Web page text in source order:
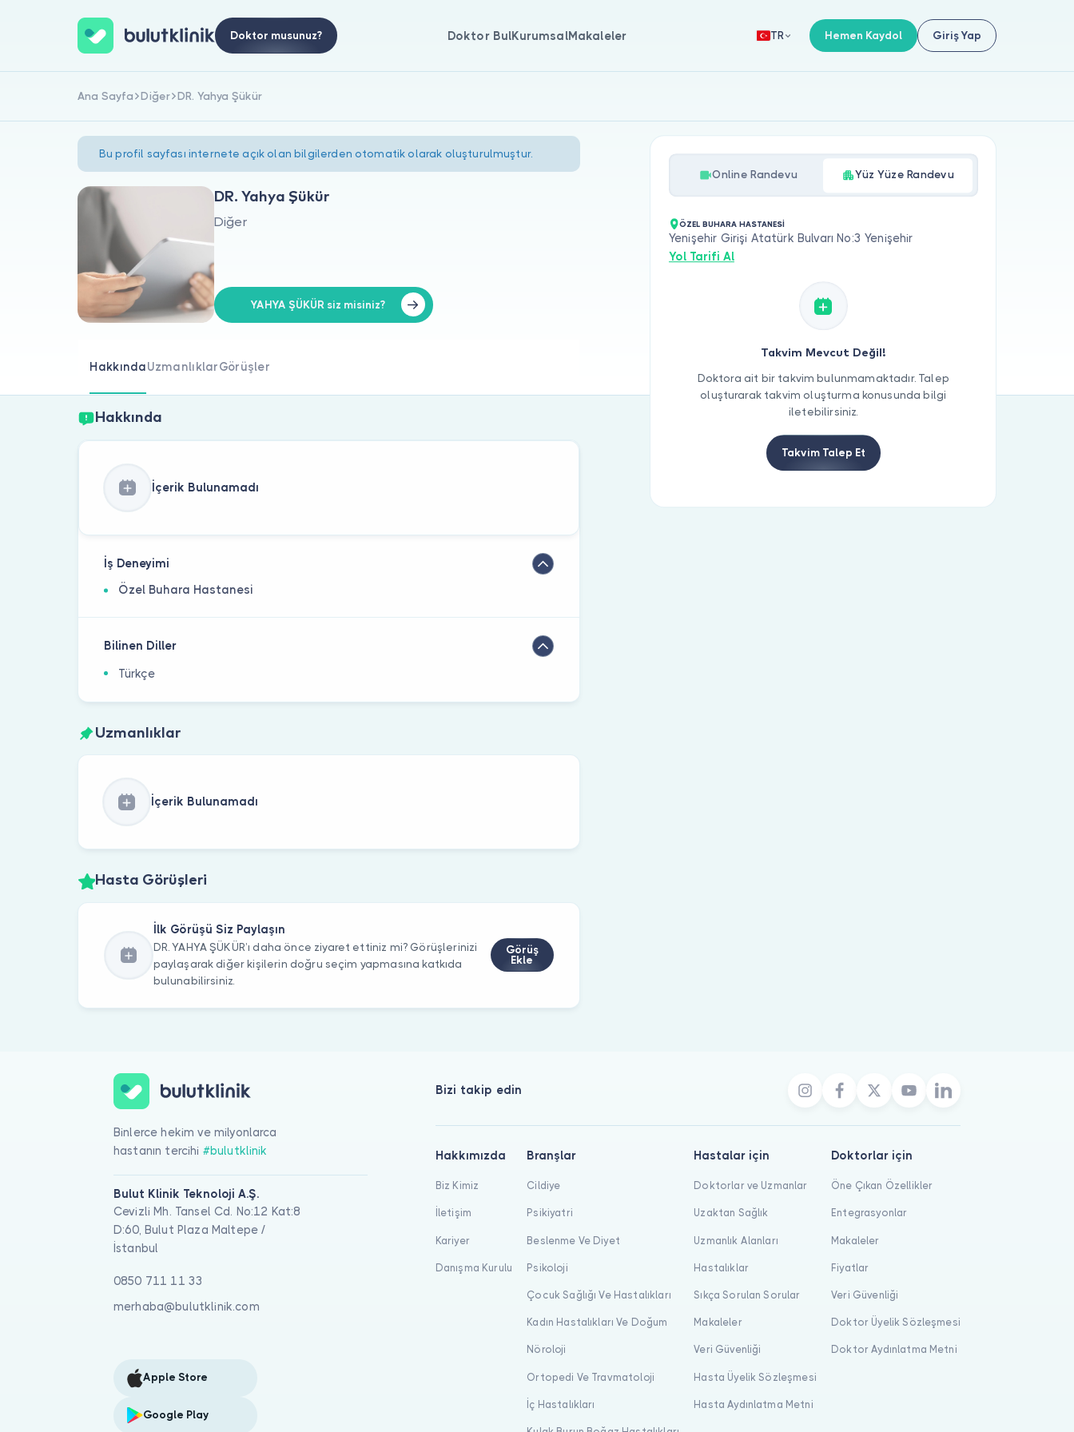
Doktor musunuz? Doktor BulKurumsalMakaleler TR Hemen Kaydol Giriş Yap
Ana Sayfa Diğer DR. Yahya Şükür
Bu profil sayfası internete açık olan bilgilerden otomatik olarak oluşturulmuştur.
DR. Yahya Şükür
Diğer
YAHYA ŞÜKÜR siz misiniz?
HakkındaUzmanlıklarGörüşler
Hakkında
İçerik Bulunamadı
İş Deneyimi
Özel Buhara Hastanesi
Bilinen Diller
Türkçe
Uzmanlıklar
İçerik Bulunamadı
Hasta Görüşleri
İlk Görüşü Siz Paylaşın
DR. YAHYA ŞÜKÜR’ı daha önce ziyaret ettiniz mi? Görüşlerinizi
paylaşarak diğer kişilerin doğru seçim yapmasına katkıda
bulunabilirsiniz.
Görüş
Ekle
Online Randevu Yüz Yüze Randevu
ÖZEL BUHARA HASTANESİ
Yenişehir Girişi Atatürk Bulvarı No:3 Yenişehir
Yol Tarifi Al
Takvim Mevcut Değil!
Doktora ait bir takvim bulunmamaktadır. Talep
oluşturarak takvim oluşturma konusunda bilgi
iletebilirsiniz.
Takvim Talep Et
Binlerce hekim ve milyonlarca
hastanın tercihi #bulutklinik
Bulut Klinik Teknoloji A.Ş.
Cevizli Mh. Tansel Cd. No:12 Kat:8
D:60, Bulut Plaza Maltepe /
İstanbul
0850 711 11 33
merhaba@bulutklinik.com
Apple Store
Google Play
Bizi takip edin
Hakkımızda
Biz Kimiz
İletişim
Kariyer
Danışma Kurulu
Branşlar
Cildiye
Psikiyatri
Beslenme Ve Diyet
Psikoloji
Çocuk Sağlığı Ve Hastalıkları
Kadın Hastalıkları Ve Doğum
Nöroloji
Ortopedi Ve Travmatoloji
İç Hastalıkları
Hastalar için
Doktorlar ve Uzmanlar
Uzaktan Sağlık
Uzmanlık Alanları
Hastalıklar
Sıkça Sorulan Sorular
Makaleler
Veri Güvenliği
Hasta Üyelik Sözleşmesi
Hasta Aydınlatma Metni
Doktorlar için
Öne Çıkan Özellikler
Entegrasyonlar
Makaleler
Fiyatlar
Veri Güvenliği
Doktor Üyelik Sözleşmesi
Doktor Aydınlatma Metni